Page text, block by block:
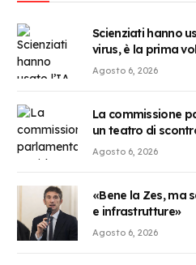
Scienziati hanno
virus, è la prima
Agosto 6, 2026
La commissione
un teatro di
Agosto 6, 2026
«Bene la Zes, ma
e infrastrutture»
Agosto 6, 2026